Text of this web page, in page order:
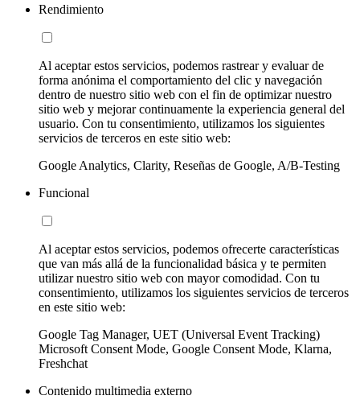
Rendimiento
Al aceptar estos servicios, podemos rastrear y evaluar de
forma anónima el comportamiento del clic y navegación
dentro de nuestro sitio web con el fin de optimizar nuestro
sitio web y mejorar continuamente la experiencia general del
usuario. Con tu consentimiento, utilizamos los siguientes
servicios de terceros en este sitio web:
Google Analytics, Clarity, Reseñas de Google, A/B-Testing
Funcional
Al aceptar estos servicios, podemos ofrecerte características
que van más allá de la funcionalidad básica y te permiten
utilizar nuestro sitio web con mayor comodidad. Con tu
consentimiento, utilizamos los siguientes servicios de terceros
en este sitio web:
Google Tag Manager, UET (Universal Event Tracking)
Microsoft Consent Mode, Google Consent Mode, Klarna,
Freshchat
Contenido multimedia externo